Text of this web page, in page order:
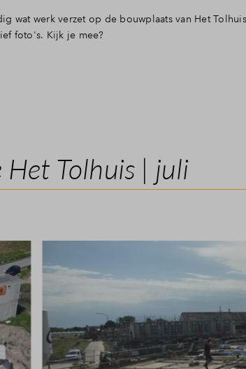
wat werk verzet op de bouwplaats van Het
foto's. Kijk je mee?
Tolhuis | juli